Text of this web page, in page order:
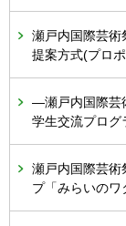
瀬戸内国際芸術
提案方式(プロ
―瀬戸内国際芸
学生交流プログ
瀬戸内国際芸術
プ「みらいの